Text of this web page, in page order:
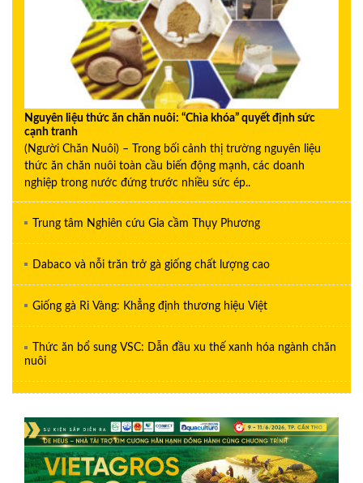
Nguyên liệu thức ăn chăn nuôi: “Chìa khóa” quyết định sức
cạnh tranh
(Người Chăn Nuôi) – Trong bối cảnh thị trường nguyên liệu
thức ăn chăn nuôi toàn cầu biến động mạnh, các doanh
nghiệp trong nước đứng trước nhiều sức ép..
Trung tâm Nghiên cứu Gia cầm Thụy Phương
Dabaco và nỗi trăn trở gà giống chất lượng cao
Giống gà Ri Vàng: Khẳng định thương hiệu Việt
Thức ăn bổ sung VSC: Dẫn đầu xu thế xanh hóa ngành chăn
nuôi